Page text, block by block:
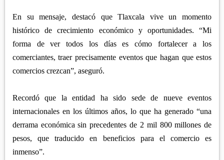
En su mensaje, destacó que Tlaxcala vive un momento
histórico de crecimiento económico y oportunidades. “Mi
forma de ver todos los días es cómo fortalecer a los
comerciantes, traer precisamente eventos que hagan que estos
comercios crezcan”, aseguró.
Recordó que la entidad ha sido sede de nueve eventos
internacionales en los últimos años, lo que ha generado “una
derrama económica sin precedentes de 2 mil 800 millones de
pesos, que traducido en beneficios para el comercio es
inmenso”.